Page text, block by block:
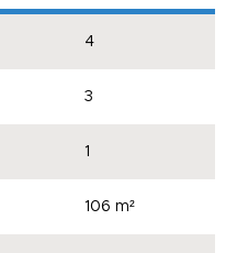
4
3
1
106 m²